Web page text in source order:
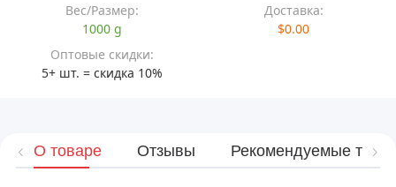
Вес/Размер:
1000 g
Доставка:
$0.00
Оптовые скидки:
5+ шт. = скидка 10%
О товаре Отзывы Рекомендуемые